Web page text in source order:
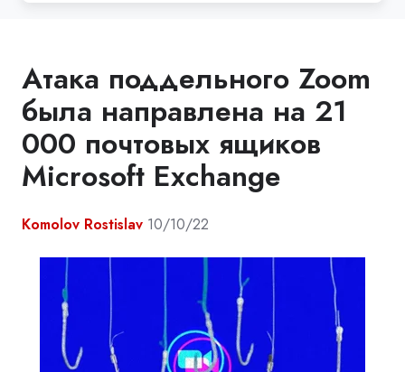
Атака поддельного Zoom
была направлена на 21
000 почтовых ящиков
Microsoft Exchange
Komolov Rostislav 10/10/22